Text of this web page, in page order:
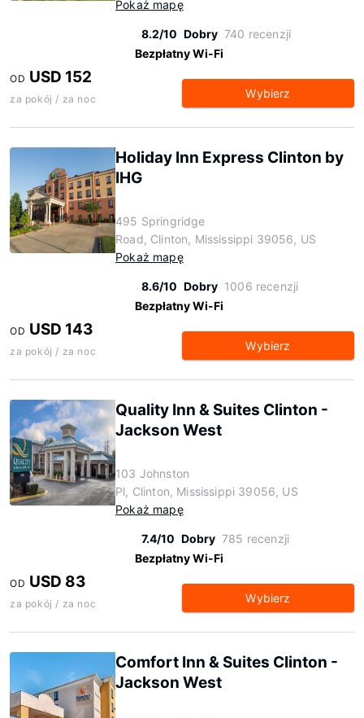
Pokaż mapę
8.2/10 Dobry 740 recenzji
Bezpłatny Wi-Fi
OD USD 152
za pokój / za noc Wybierz
Holiday Inn Express Clinton by
IHG
495 Springridge
Road, Clinton, Mississippi 39056, US
Pokaż mapę
8.6/10 Dobry 1006 recenzji
Bezpłatny Wi-Fi
OD USD 143
za pokój / za noc Wybierz
Quality Inn & Suites Clinton -
Jackson West
103 Johnston
Pl, Clinton, Mississippi 39056, US
Pokaż mapę
7.4/10 Dobry 785 recenzji
Bezpłatny Wi-Fi
OD USD 83
za pokój / za noc Wybierz
Comfort Inn & Suites Clinton -
Jackson West